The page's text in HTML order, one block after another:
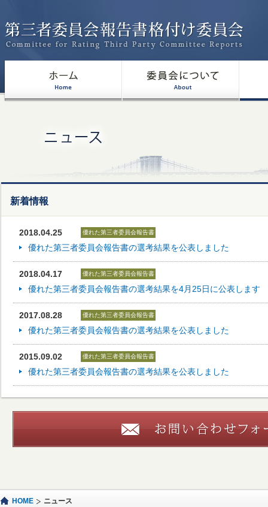
新着情報
2018.04.25 優れた第三者委員会報告書
優れた第三者委員会報告書の選考結果を公表しました
2018.04.17 優れた第三者委員会報告書
優れた第三者委員会報告書の選考結果を4月25日に公表します
2017.08.28 優れた第三者委員会報告書
優れた第三者委員会報告書の選考結果を公表しました
2015.09.02 優れた第三者委員会報告書
優れた第三者委員会報告書の選考結果を公表しました
HOME ニュース